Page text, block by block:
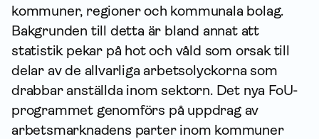
kommuner, regioner och kommunala bolag.
Bakgrunden till detta är bland annat att
statistik pekar på hot och våld som orsak till
delar av de allvarliga arbetsolyckorna som
drabbar anställda inom sektorn. Det nya FoU-
programmet genomförs på uppdrag av
arbets­marknadens parter inom kommuner